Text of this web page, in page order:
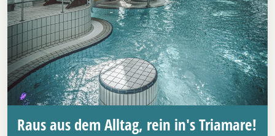
Raus aus dem Alltag, rein in's Triamare!